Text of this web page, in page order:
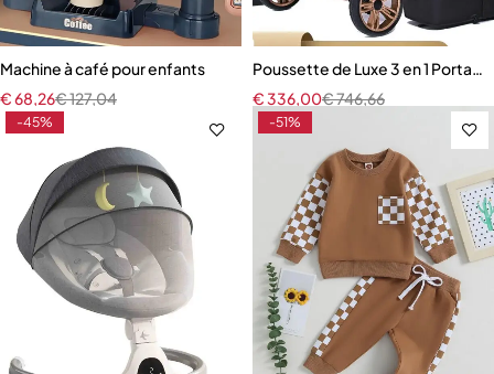
Machine à café pour enfants
€127,04
€68,26
Poussette de Luxe 3 en 1
€746,66
€336,00
-45% -51%